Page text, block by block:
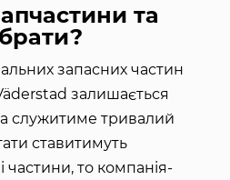
та
запасних частин
залишається
служитиме тривалий
ставитимуть
частини, то компанія-